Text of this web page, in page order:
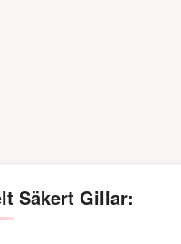
Säkert Gillar: